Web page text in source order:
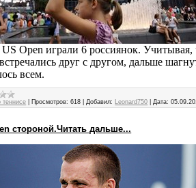
Open играли 6 россиянок.
друг с другом, дальше
всем.
теннисе Просмотров: 618 Добавил: Leonard750 Дата:
стороной.Читать дальше...